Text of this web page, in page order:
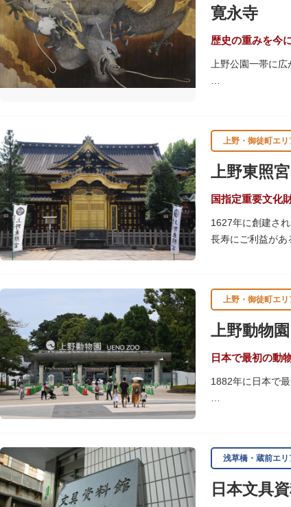
寛永寺
歴史の重みを今
上野公園一帯に
軍霊廟勅額門など
清水観音堂の舞
辯天堂を見下ろ
東叡山（とうえい
軍の祈祷寺と菩
上野・御徒町エリ
上野東照宮
国指定重要文化
1627年に創建さ
長寿にご利益があ
贅沢に金箔が使
ために建てられ
いかがでしょうか。
授与所では、期
上野・御徒町エリ
上野動物園
日本で最初の動
1882年に日本で
に再建された「閑
一方「西園」は
イや“動かない鳥
浅草橋・蔵前エリ
日本文具